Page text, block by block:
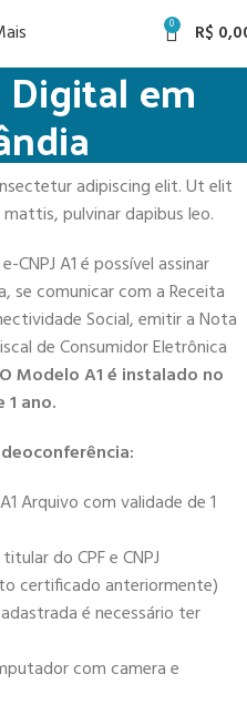
0 R$
em
adipiscing elit. Ut elit
pulvinar dapibus leo.
CNPJ A1 é possível assinar
se comunicar com a Receita
Social, emitir a Nota
de Consumidor Eletrônica
O Modelo A1 é instalado no
ano.
Arquivo com validade de 1
do CPF e CNPJ
certificado anteriormente)
é necessário ter
com camera e